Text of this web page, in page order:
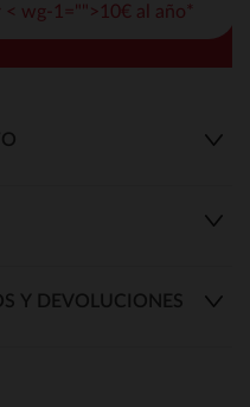
wg-1="">10€ al año*
Y DEVOLUCIONES